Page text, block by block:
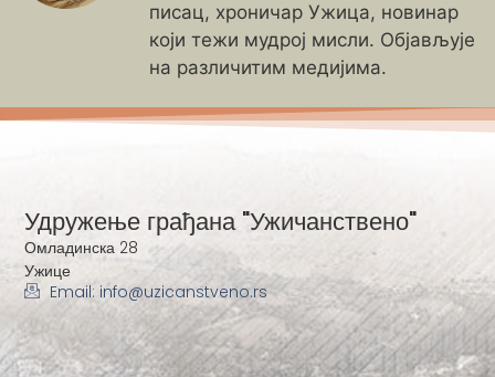
писац, хроничар Ужица, новинар
који тежи мудрој мисли. Објављује
на различитим медијима.
Удружење грађана "Ужичанствено"
Омладинска 28
Ужице
Email: info@uzicanstveno.rs